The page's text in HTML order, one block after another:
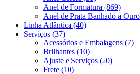
Anel de Formatura (869)
Anel de Prata Banhado a Ouro
Linha Atlântica (40)
Serviços (37)
Acessórios e Embalagens (7)
Brilhantes (10)
Ajuste e Serviços (20)
Frete (10)